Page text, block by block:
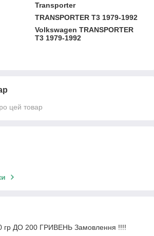
Transporter
TRANSPORTER T3 1979-1992
Volkswagen TRANSPORTER
T3 1979-1992
цей товар
гр ДО 200 ГРИВЕНЬ Замовлення !!!!